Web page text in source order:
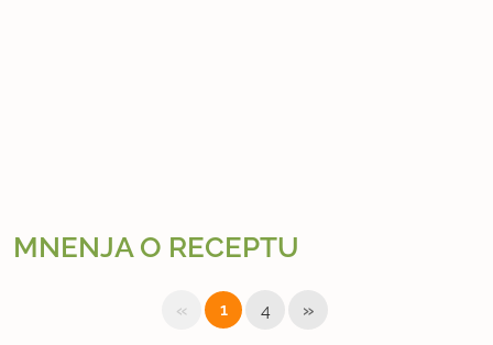
MNENJA O RECEPTU
« 1 4 »